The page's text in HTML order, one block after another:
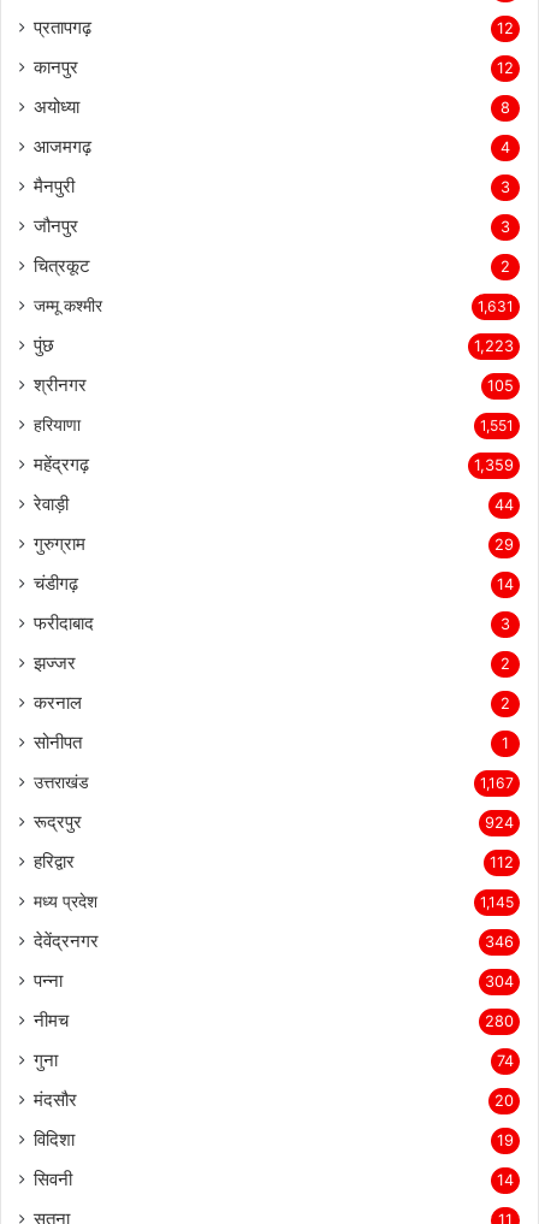
प्रतापगढ़ 12
कानपुर 12
अयोध्या 8
आजमगढ़ 4
मैनपुरी 3
जौनपुर 3
चित्रकूट 2
जम्मू कश्मीर 1,631
पुंछ 1,223
श्रीनगर 105
हरियाणा 1,551
महेंद्रगढ़ 1,359
रेवाड़ी 44
गुरुग्राम 29
चंडीगढ़ 14
फरीदाबाद 3
झज्जर 2
करनाल 2
सोनीपत 1
उत्तराखंड 1,167
रूद्रपुर 924
हरिद्वार 112
मध्य प्रदेश 1,145
देवेंद्रनगर 346
पन्ना 304
नीमच 280
गुना 74
मंदसौर 20
विदिशा 19
सिवनी 14
सतना 11